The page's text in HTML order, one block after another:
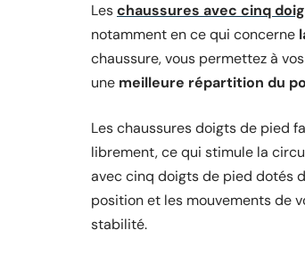
Leschaussures avec cinq
notamment en ce qui concerne
chaussure, vous permettez à
une meilleure répartition du
Les chaussures doigts de pied
librement, ce qui stimule la
avec cinq doigts de pied dotés
position et les mouvements de
stabilité.